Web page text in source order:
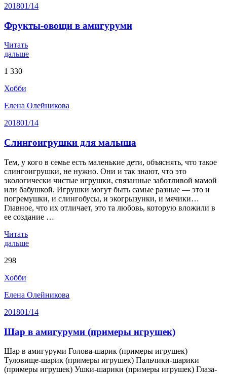
201801/14
Фрукты-овощи в амигуруми
Читать
дальше
1 330
Хобби
Елена Олейникова
201801/14
Слингоигрушки для малыша
Тем, у кого в семье есть маленькие дети, объяснять, что такое
слингоигрушки, не нужно. Они и так знают, что это
экологически чистые игрушки, связанные заботливой мамой
или бабушкой. Игрушки могут быть самые разные — это и
погремушки, и слингобусы, и экогрызунки, и мячики…
Главное, что их отличает, это та любовь, которую вложили в
ее создание …
Читать
дальше
298
Хобби
Елена Олейникова
201801/14
Шар в амигуруми (примеры игрушек)
Шар в амигуруми Голова-шарик (примеры игрушек)
Туловище-шарик (примеры игрушек) Пальчики-шарики
(примеры игрушек) Ушки-шарики (примеры игрушек) Глаза-